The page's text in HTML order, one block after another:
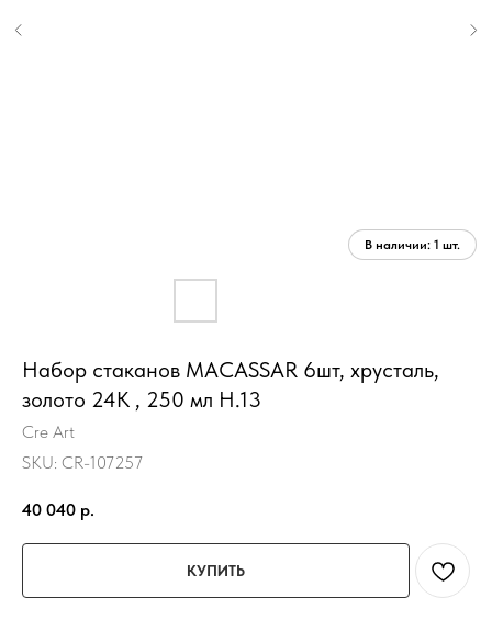
Набор стаканов MACASSAR 6шт, хрусталь,
золото 24К , 250 мл H.13
Cre Art
SKU: CR-107257
40 040 р.
КУПИТЬ